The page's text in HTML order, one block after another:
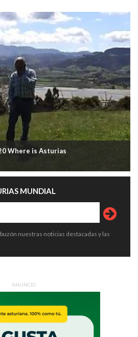
Where is Asturias
MUNDIAL
nuestras noticias destacadas y las
ANUNCIO